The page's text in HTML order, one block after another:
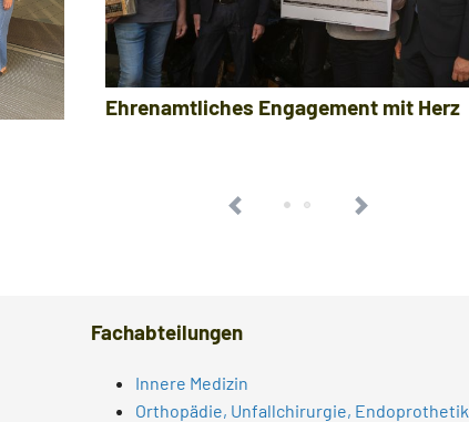
Ehrenamtliches Engagement mit Herz
Fachabteilungen
Innere Medizin
Orthopädie, Unfallchirurgie, Endoprothetik